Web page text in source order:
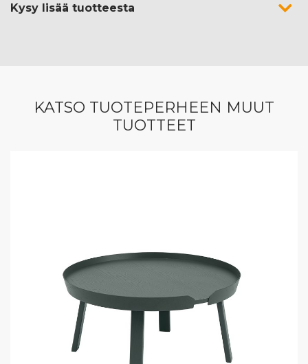
Kysy lisää tuotteesta
KATSO TUOTEPERHEEN MUUT
TUOTTEET